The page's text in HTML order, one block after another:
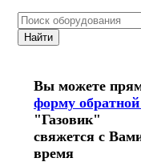
Вы можете
форму обратной
"Газовик"
свяжется с
время